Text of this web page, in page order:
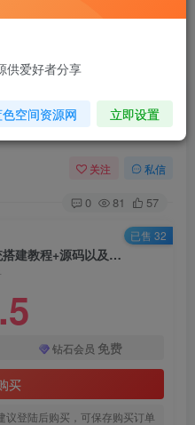
电子书籍下载...
系统搭建教程+源码以
关注 私信
0 81 57
继付费进群系统之后，陪聊系统搭建教程+源码以及变现思路
钻石会员 免费
买
议登陆后购买，可保存购买订单
已售 32
供爱好者分享
空间资源网 立即设置